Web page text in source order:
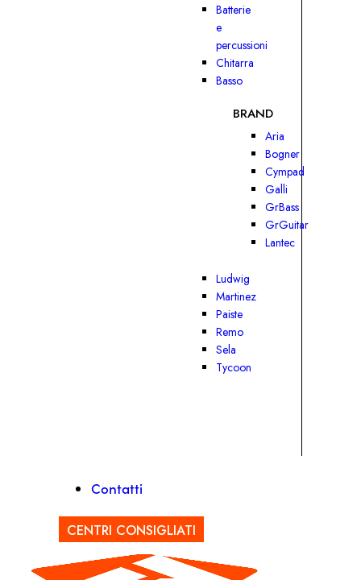
Batterie
e
percussioni
Chitarra
Basso
BRAND
Aria
Bogner
Cympad
Galli
GrBass
GrGuitar
Lantec
Ludwig
Martinez
Paiste
Remo
Sela
Tycoon
Contatti
CENTRI CONSIGLIATI